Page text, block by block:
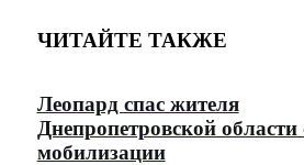
ЧИТАЙТЕ ТАКЖЕ
Леопард спас жителя
Днепропетровской области
мобилизации